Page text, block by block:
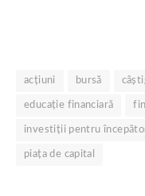
acțiuni bursă
educație financiară
investiții pentru
piața de capital